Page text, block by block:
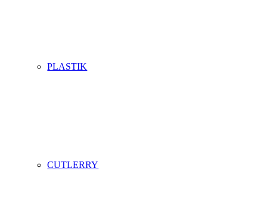
PLASTIK
CUTLERRY